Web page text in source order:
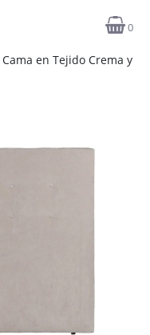
0
en Tejido Crema y